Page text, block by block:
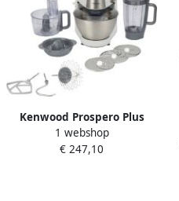
Kenwood Prospero Plus
KHC29.H0WH |
Keukenrobots |
1 webshop
€ 247,10